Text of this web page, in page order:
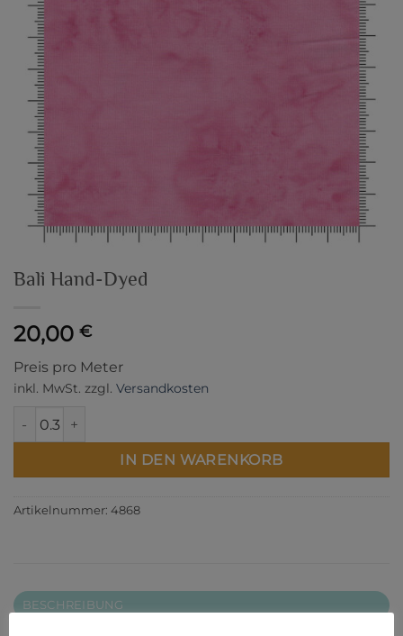
Bali Hand-Dyed
20,00 €
Preis pro Meter
inkl. MwSt. zzgl. Versandkosten
Bali Hand-Dyed Menge
IN DEN WARENKORB
Artikelnummer: 4868
BESCHREIBUNG